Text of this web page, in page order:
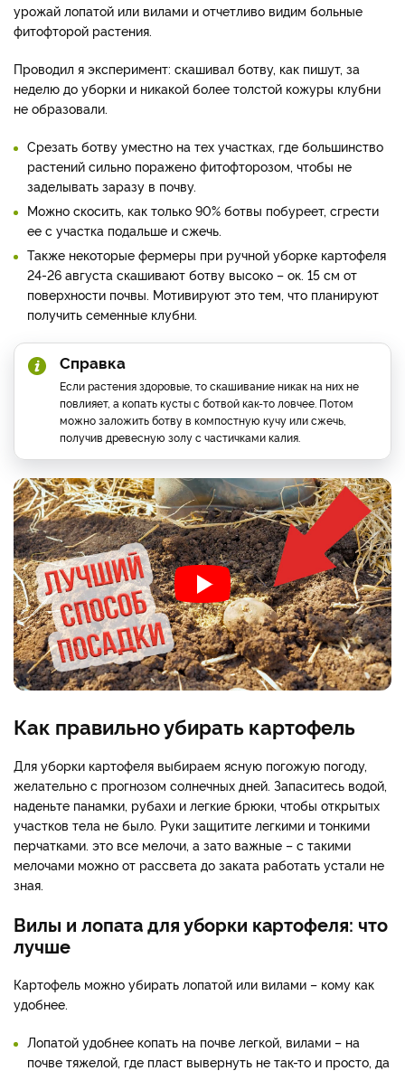
урожай лопатой или вилами и отчетливо видим больные
фитофторой растения.
Проводил я эксперимент: скашивал ботву, как пишут, за
неделю до уборки и никакой более толстой кожуры клубни
не образовали.
Срезать ботву уместно на тех участках, где большинство
растений сильно поражено фитофторозом, чтобы не
заделывать заразу в почву.
Можно скосить, как только 90% ботвы побуреет, сгрести
ее с участка подальше и сжечь.
Также некоторые фермеры при ручной уборке картофеля
24-26 августа скашивают ботву высоко – ок. 15 см от
поверхности почвы. Мотивируют это тем, что планируют
получить семенные клубни.
Справка
Если растения здоровые, то скашивание никак на них не
повлияет, а копать кусты с ботвой как-то ловчее. Потом
можно заложить ботву в компостную кучу или сжечь,
получив древесную золу с частичками калия.
Как правильно убирать картофель
Для уборки картофеля выбираем ясную погожую погоду,
желательно с прогнозом солнечных дней. Запаситесь водой,
наденьте панамки, рубахи и легкие брюки, чтобы открытых
участков тела не было. Руки защитите легкими и тонкими
перчатками. это все мелочи, а зато важные – с такими
мелочами можно от рассвета до заката работать устали не
зная.
Вилы и лопата для уборки картофеля: что
лучше
Картофель можно убирать лопатой или вилами – кому как
удобнее.
Лопатой удобнее копать на почве легкой, вилами – на
почве тяжелой, где пласт вывернуть не так-то и просто, да